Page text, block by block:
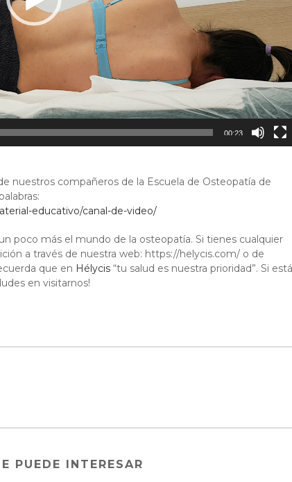
00:23
nuestros compañeros de la Escuela de Osteopatía de
educativo/canal-de-video/
poco más el mundo de la osteopatía. Si tienes cualquier
a través de nuestra web: https://helycis.com/ o de
que en Hélycis “tu salud es nuestra prioridad”. Si
en visitarnos!
PUEDE INTERESAR